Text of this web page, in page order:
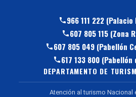
966 111 222
607 805 115 (Zona
607 805 049 (Pabellón
617 133 800
DEPARTAMENTO DE
Atención al turismo Nacional